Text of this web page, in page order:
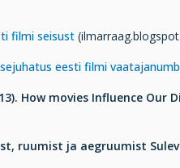
filmi seisust
eesti filmi
How movies Influence Our
ruumist ja aegruumist